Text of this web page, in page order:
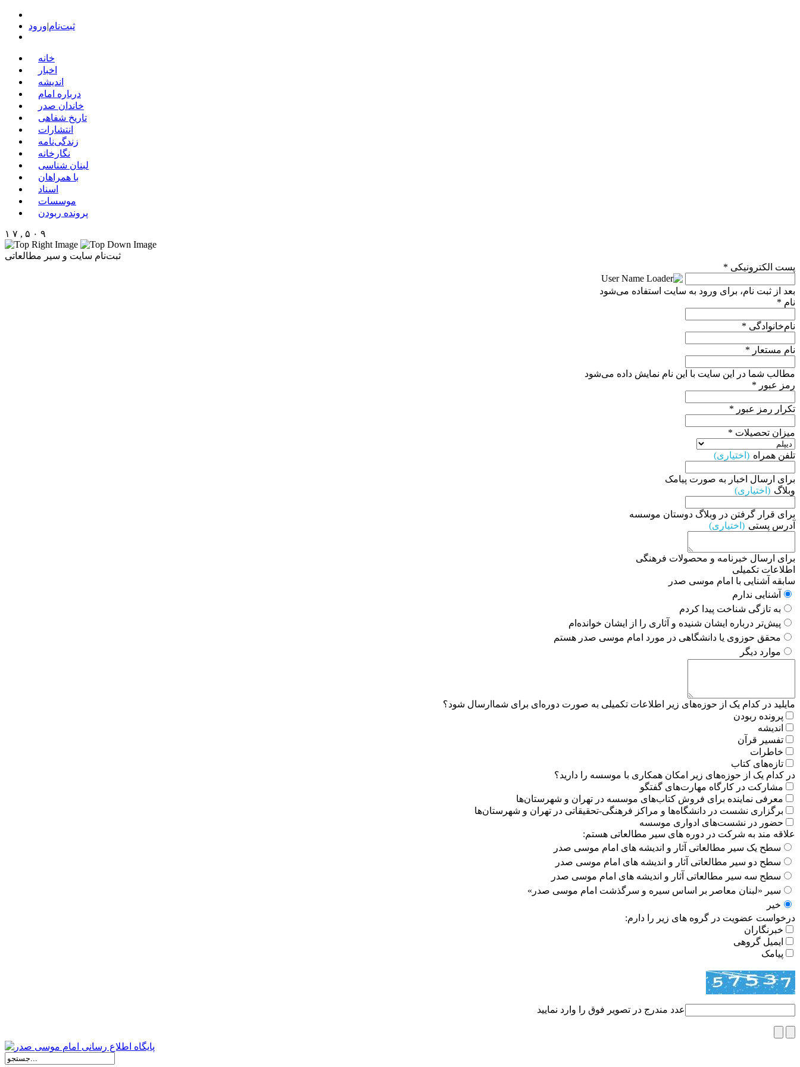
ثبت‌نام|ورود
خانه
اخبار
اندیشه
درباره امام
خاندان صدر
تاریخ شفاهی
انتشارات
زندگی‌نامه
نگارخانه
لبنان شناسی
با همراهان
اسناد
موسسات
پرونده ربودن
۱ ۷ , ۵ ۰ ۹
ثبت‌نام سایت و سیر مطالعاتی
پست الکترونیکی *
بعد از ثبت نام، برای ورود به سایت استفاده می‌شود
نام *
نام‌خانوادگی *
نام مستعار *
مطالب شما در این سایت با این نام نمایش داده می‌شود
رمز عبور *
تکرار رمز عبور *
میزان تحصیلات *
تلفن همراه (اختیاری)
برای ارسال اخبار به صورت پیامک
وبلاگ (اختیاری)
برای قرار گرفتن در وبلاگ دوستان موسسه
آدرس پستی (اختیاری)
برای ارسال خبرنامه و محصولات فرهنگی
اطلاعات تکمیلی
سابقه آشنایی با امام موسی صدر
آشنایی ندارم
به تازگی شناخت پیدا کردم
پیش‌تر درباره ایشان شنیده و آثاری را از ایشان خوانده‌ام
محقق حوزوی یا دانشگاهی در مورد امام موسی صدر هستم
موارد دیگر
مایلید در کدام یک از حوزه‌های زیر اطلاعات تکمیلی به صورت دوره‌ای برای شماارسال شود؟
پرونده ربودن
اندیشه
تفسیر قرآن
خاطرات
تازه‌های کتاب
در کدام یک از حوزه‌های زیر امکان همکاری با موسسه را دارید؟
مشارکت در کارگاه مهارت‌های گفتگو
معرفی نماینده برای فروش کتاب‌های موسسه در تهران و شهرستان‌ها
برگزاری نشست در دانشگاه‌ها و مراکز فرهنگی-تحقیقاتی در تهران و شهرستان‌ها
حضور در نشست‌های ادواری موسسه
علاقه مند به شرکت در دوره های سیر مطالعاتی هستم:
سطح یک سیر مطالعاتی آثار و اندیشه های امام موسی صدر
سطح دو سیر مطالعاتی آثار و اندیشه های امام موسی صدر
سطح سه سیر مطالعاتی آثار و اندیشه های امام موسی صدر
سیر «لبنان معاصر بر اساس سیره و سرگذشت امام موسی صدر»
خیر
درخواست عضویت در گروه های زیر را دارم:
خبرنگاران
ایمیل گروهی
پیامک
عدد مندرج در تصویر فوق را وارد نمایید